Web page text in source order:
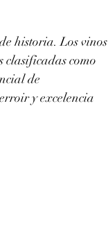
historia. Los vinos
clasificadas como
de
y excelencia